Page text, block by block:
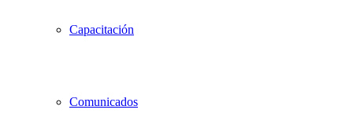
Capacitación
Comunicados